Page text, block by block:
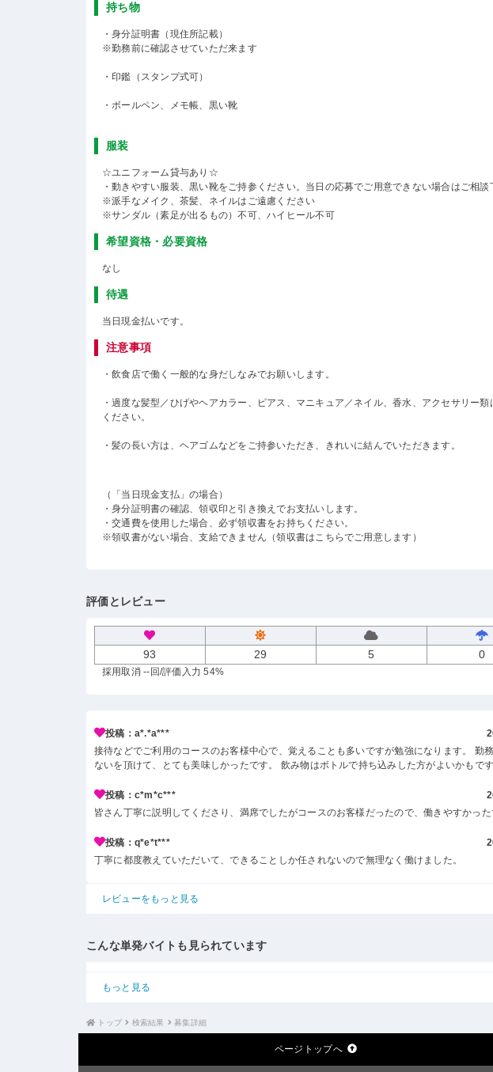
持ち物
・身分証明書（現住所記載）
※勤務前に確認させていただ来ます
・印鑑（スタンプ式可）
・ボールペン、メモ帳、黒い靴
服装
☆ユニフォーム貸与あり☆
・動きやすい服装、黒い靴をご持参ください。当日の応募でご用意できない場合はご相談
※派手なメイク、茶髪、ネイルはご遠慮ください
※サンダル（素足が出るもの）不可、ハイヒール不可
希望資格・必要資格
なし
待遇
当日現金払いです。
注意事項
・飲食店で働く一般的な身だしなみでお願いします。
・過度な髪型／ひげやヘアカラー、ピアス、マニキュア／ネイル、香水、アクセサリー類
ください。
・髪の長い方は、ヘアゴムなどをご持参いただき、きれいに結んでいただきます。
（「当日現金支払」の場合）
・身分証明書の確認、領収印と引き換えでお支払いします。
・交通費を使用した場合、必ず領収書をお持ちください。
※領収書がない場合、支給できません（領収書はこちらでご用意します）
評価とレビュー
93 29 5 0
採用取消 --回/評価入力 54%
投稿：a*.*a***
接待などでご利用のコースのお客様中心で、覚えることも多いですが勉強になります。 勤
ないを頂けて、とても美味しかったです。 飲み物はボトルで持ち込みした方がよいかもで
投稿：c*m*c***
皆さん丁寧に説明してくださり、満席でしたがコースのお客様だったので、働きやすかっ
投稿：q*e*t***
丁寧に都度教えていただいて、できることしか任されないので無理なく働けました。
レビューをもっと見る
こんな単発バイトも見られています
もっと見る
トップ 検索結果 募集詳細
ページトップへ